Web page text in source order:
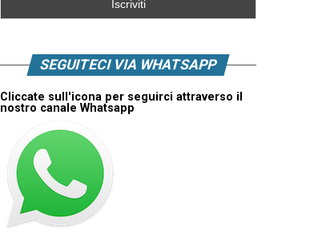
SEGUITECI VIA WHATSAPP
Cliccate sull'icona per seguirci attraverso il
nostro canale Whatsapp